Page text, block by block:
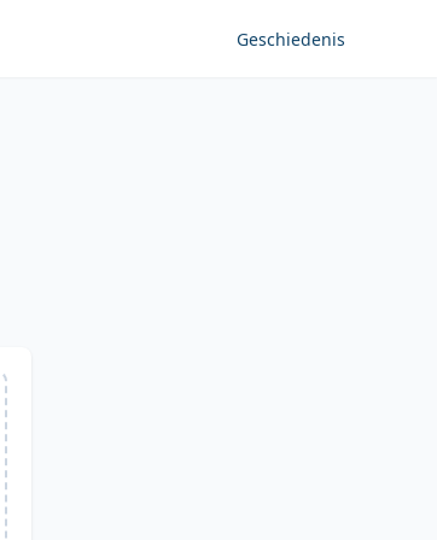
Geschiedenis